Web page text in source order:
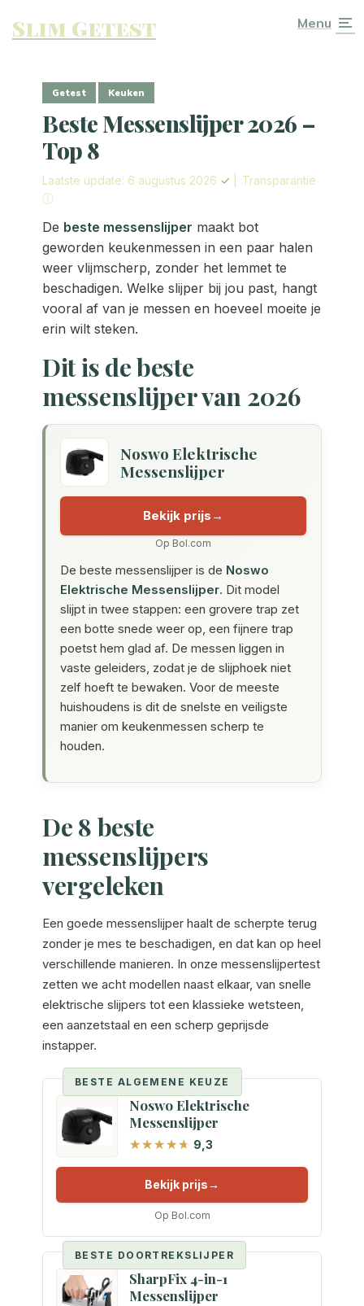
Slim Getest Menu
Getest Keuken
Beste Messenslijper 2026 –
Top 8
Laatste update: 6 augustus 2026 ✓
Transparantie
ⓘ
De beste messenslijper maakt bot
geworden keukenmessen in een paar halen
weer vlijmscherp, zonder het lemmet te
beschadigen. Welke slijper bij jou past, hangt
vooral af van je messen en hoeveel moeite je
erin wilt steken.
Dit is de beste
messenslijper van 2026
Noswo Elektrische
Messenslijper
Bekijk prijs
Op Bol.com
De beste messenslijper is de Noswo
Elektrische Messenslijper. Dit model
slijpt in twee stappen: een grovere trap zet
een botte snede weer op, een fijnere trap
poetst hem glad af. De messen liggen in
vaste geleiders, zodat je de slijphoek niet
zelf hoeft te bewaken. Voor de meeste
huishoudens is dit de snelste en veiligste
manier om keukenmessen scherp te
houden.
De 8 beste
messenslijpers
vergeleken
Een goede messenslijper haalt de scherpte terug
zonder je mes te beschadigen, en dat kan op heel
verschillende manieren. In onze messenslijpertest
zetten we acht modellen naast elkaar, van snelle
elektrische slijpers tot een klassieke wetsteen,
een aanzetstaal en een scherp geprijsde
instapper.
BESTE ALGEMENE KEUZE
Noswo Elektrische
Messenslijper
9,3
Bekijk prijs
Op Bol.com
BESTE DOORTREKSLIJPER
SharpFix 4-in-1
Messenslijper